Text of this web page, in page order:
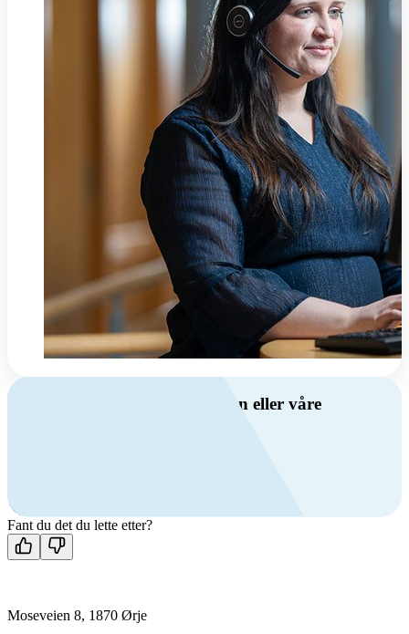
Har du spørsmål om ventilasjon eller våre
Kontakt oss
Fant du det du lette etter?
Moseveien 8, 1870 Ørje